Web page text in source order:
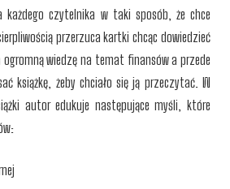
każdego czytelnika w taki sposób, że chce
przerzuca kartki chcąc dowiedzieć
ogromną wiedzę na temat finansów a przede
książkę, żeby chciało się ją przeczytać. W
autor edukuje następujące myśli, które